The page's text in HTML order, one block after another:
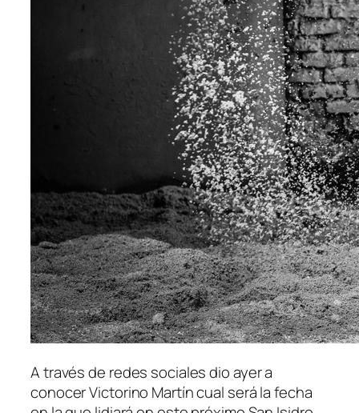
A través de redes sociales dio ayer a
conocer Victorino Martín cual será la fecha